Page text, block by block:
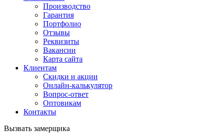
Производство
Гарантия
Портфолио
Отзывы
Реквизиты
Вакансии
Карта сайта
Клиентам
Скидки и акции
Онлайн-калькулятор
Вопрос-ответ
Оптовикам
Контакты
Вызвать замерщика